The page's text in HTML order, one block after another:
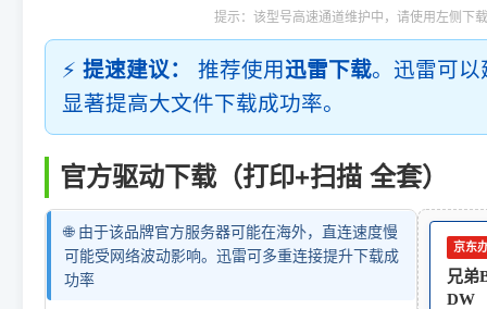
提示：该型号高速通道维护中，请使用左侧下载
⚡ 提速建议： 推荐使用迅雷下载。迅雷可
显著提高大文件下载成功率。
官方驱动下载（打印+扫描 全套）
🌐 由于该品牌官方服务器可能在海外，直连速度慢
可能受网络波动影响。迅雷可多重连接提升下载成
功率
京东
兄弟
DW